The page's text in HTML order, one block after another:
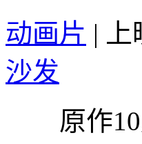
动画片 |
沙发
原作10